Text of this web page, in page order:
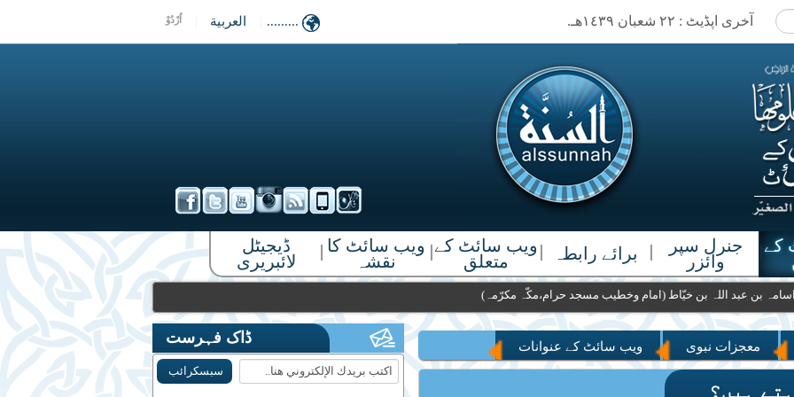
آخری اپڈیٹ : ٢٢ شعبان ١٤٣٩هـ. اُرْدُوْ العربية .........
کے
جنرل سپر
وائزر
| برائے رابطہ | ویب سائٹ کے
متعلق
| ویب سائٹ کا
نقشہ
|
ڈیجیٹل
لائبریری
خطیب:شیخ اسامہ بن عبد اللہ بن خیّاط (امام وخطیب مسجد حرام،مکّہ مکرّمہ)
معجزات نبوی ویب سائٹ کے عنوانات
ہیں؟
ڈاک فہرست